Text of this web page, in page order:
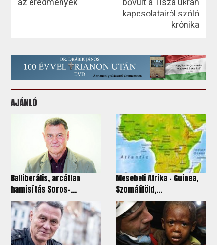
az eredmények
bővült a Tisza ukrán
kapcsolatairól szóló
krónika
AJÁNLÓ
Balliberális, arcátlan
hamisítás Soros-...
Mesebeli Afrika - Guinea,
Szomáliföld,...